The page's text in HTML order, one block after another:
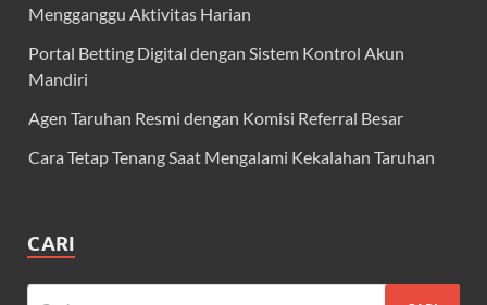
Mengganggu Aktivitas Harian
Portal Betting Digital dengan Sistem Kontrol Akun
Mandiri
Agen Taruhan Resmi dengan Komisi Referral Besar
Cara Tetap Tenang Saat Mengalami Kekalahan Taruhan
CARI